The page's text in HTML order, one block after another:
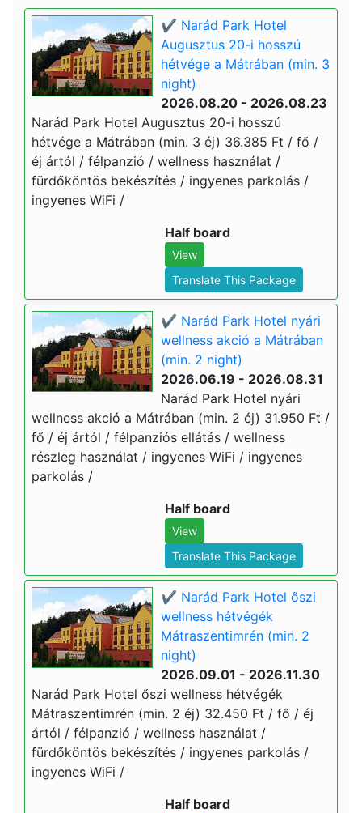
✔️ Narád Park Hotel
Augusztus 20-i hosszú
hétvége a Mátrában (min. 3
night)
2026.08.20 - 2026.08.23
Narád Park Hotel Augusztus 20-i hosszú
hétvége a Mátrában (min. 3 éj) 36.385 Ft / fő /
éj ártól / félpanzió / wellness használat /
fürdőköntös bekészítés / ingyenes parkolás /
ingyenes WiFi /
Half board
View
Translate This Package
✔️ Narád Park Hotel nyári
wellness akció a Mátrában
(min. 2 night)
2026.06.19 - 2026.08.31
Narád Park Hotel nyári
wellness akció a Mátrában (min. 2 éj) 31.950 Ft /
fő / éj ártól / félpanziós ellátás / wellness
részleg használat / ingyenes WiFi / ingyenes
parkolás /
Half board
View
Translate This Package
✔️ Narád Park Hotel őszi
wellness hétvégék
Mátraszentimrén (min. 2
night)
2026.09.01 - 2026.11.30
Narád Park Hotel őszi wellness hétvégék
Mátraszentimrén (min. 2 éj) 32.450 Ft / fő / éj
ártól / félpanzió / wellness használat /
fürdőköntös bekészítés / ingyenes parkolás /
ingyenes WiFi /
Half board